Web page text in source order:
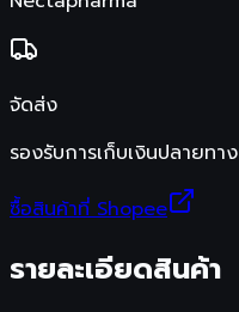
จัดส่ง
รองรับการเก็บเงินปลายทาง
ซื้อสินค้าที่ Shopee
รายละเอียดสินค้า